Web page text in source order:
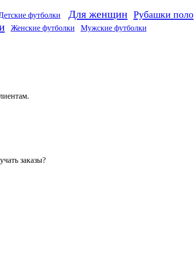
футболки Для женщин Рубашки поло
Женские футболки
Мужские футболки
заказы?